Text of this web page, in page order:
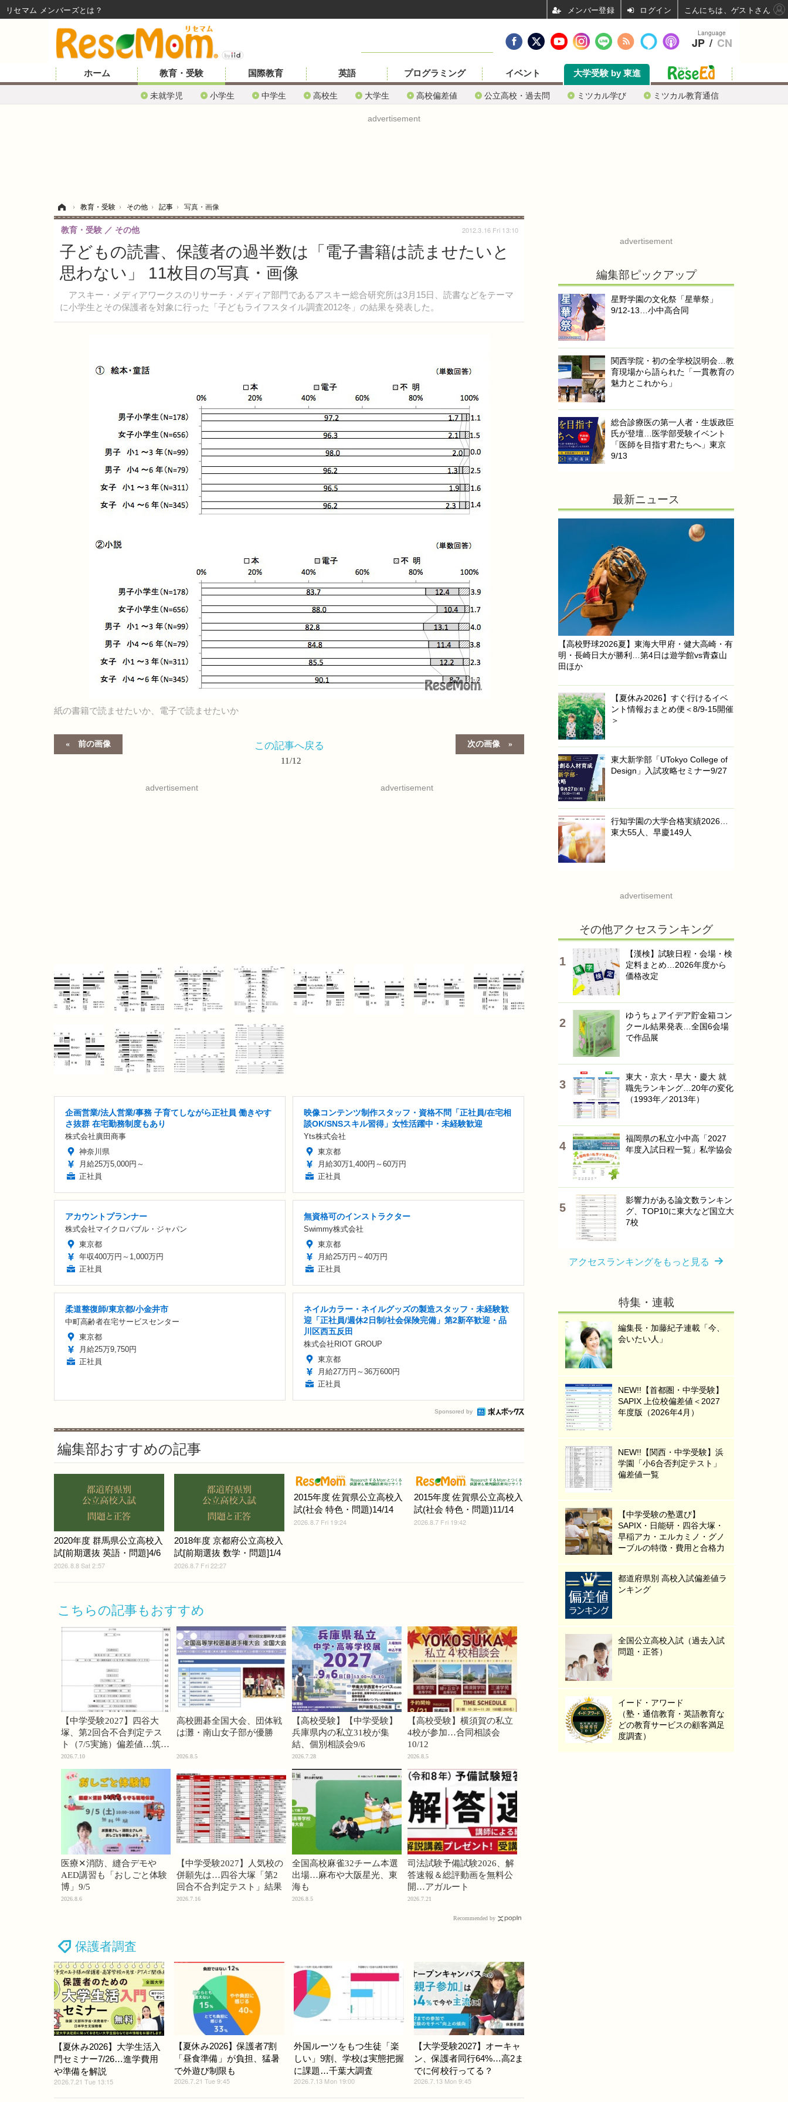
ホーム 教育・受験
未就学児 小学生 中学生 高校生 大学生 高校偏差値 公立高校・過去問 ミツカル学び ミツカル教育通信
国際教育 英語 プログラミング イベント 大学受験 by 東進
advertisement
› 教育・受験 › その他 › 記事 › 写真・画像
子どもの読書、保護者の過半数は「電子書籍は読ませたいと
思わない」 11枚目の写真・画像
アスキー・メディアワークスのリサーチ・メディア部門であるアスキー総合研究所は3月15日、読書などをテーマ
に小学生とその保護者を対象に行った「子どもライフスタイル調査2012冬」の結果を発表した。
教育・受験 その他 2012.3.16 Fri 13:10
紙の書籍で読ませたいか、電子で読ませたいか
前の画像 次の画像
この記事へ戻る
11/12
advertisement advertisement
企画営業/法人営業/事務 子育てしながら正社員 働きやす
さ抜群 在宅勤務制度もあり
株式会社廣田商事
神奈川県
月給25万5,000円～
正社員
映像コンテンツ制作スタッフ・資格不問「正社員/在宅相
談OK/SNSスキル習得」女性活躍中・未経験歓迎
Yts株式会社
東京都
月給30万1,400円～60万円
正社員
アカウントプランナー
株式会社マイクロバブル・ジャパン
東京都
年収400万円～1,000万円
正社員
無資格可のインストラクター
Swimmy株式会社
東京都
月給25万円～40万円
正社員
柔道整復師/東京都/小金井市
中町高齢者在宅サービスセンター
東京都
月給25万9,750円
正社員
ネイルカラー・ネイルグッズの製造スタッフ・未経験歓
迎「正社員/週休2日制/社会保険完備」第2新卒歓迎・品
川区西五反田
株式会社RIOT GROUP
東京都
月給27万円～36万600円
正社員
Sponsored by
編集部おすすめの記事
2020年度 群馬県公立高校入
試[前期選抜 英語・問題]4/6
2026.8.8 Sat 2:57
2018年度 京都府公立高校入
試[前期選抜 数学・問題]1/4
2026.8.7 Fri 22:27
2015年度 佐賀県公立高校入
試(社会 特色・問題)14/14
2026.8.7 Fri 19:24
2015年度 佐賀県公立高校入
試(社会 特色・問題)11/14
2026.8.7 Fri 19:42
こちらの記事もおすすめ
【中学受験2027】四谷大
塚、第2回合不合判定テス
ト（7/5実施）偏差値…筑駒
74・桜蔭70＜PR＞
2026.7.10
高校囲碁全国大会、団体戦
は灘・南山女子部が優勝
2026.8.5
【高校受験】【中学受験】
兵庫県内の私立31校が集
結、個別相談会9/6
2026.7.28
【高校受験】横須賀の私立
4校が参加…合同相談会
10/12
2026.8.5
医療✕消防、縫合デモや
AED講習も「おしごと体験
博」9/5
2026.8.6
【中学受験2027】人気校の
併願先は…四谷大塚「第2
回合不合判定テスト」結果
2026.7.16
全国高校麻雀32チーム本選
出場…麻布や大阪星光、東
海も
2026.8.5
司法試験予備試験2026、解
答速報＆総評動画を無料公
開…アガルート
2026.7.21
Recommended by
保護者調査
【夏休み2026】大学生活入
門セミナー7/26…進学費用
や準備を解説
2026.7.21 Tue 13:15
【夏休み2026】保護者7割
「昼食準備」が負担、猛暑
で外遊び制限も
2026.7.21 Tue 9:45
外国ルーツをもつ生徒「楽
しい」9割、学校は実態把握
に課題…千葉大調査
2026.7.13 Mon 19:00
【大学受験2027】オーキャ
ン、保護者同行64%…高2ま
でに何校行ってる？
2026.7.13 Mon 9:45
advertisement
編集部ピックアップ
星野学園の文化祭「星華祭」
9/12-13…小中高合同
関西学院・初の全学校説明会…教
育現場から語られた「一貫教育の
魅力とこれから」
総合診療医の第一人者・生坂政臣
氏が登壇…医学部受験イベント
「医師を目指す君たちへ」東京
9/13
最新ニュース
【高校野球2026夏】東海大甲府・健大高崎・有
明・長崎日大が勝利…第4日は遊学館vs青森山
田ほか
【夏休み2026】すぐ行けるイベ
ント情報おまとめ便＜8/9-15開催
＞
東大新学部「UTokyo College of
Design」入試攻略セミナー9/27
行知学園の大学合格実績2026…
東大55人、早慶149人
advertisement
その他アクセスランキング
【漢検】試験日程・会場・検
定料まとめ…2026年度から
価格改定
ゆうちょアイデア貯金箱コン
クール結果発表…全国6会場
で作品展
東大・京大・早大・慶大 就
職先ランキング…20年の変化
（1993年／2013年）
福岡県の私立小中高「2027
年度入試日程一覧」私学協会
影響力がある論文数ランキン
グ、TOP10に東大など国立大
7校
アクセスランキングをもっと見る
特集・連載
編集長・加藤紀子連載「今、
会いたい人」
NEW!!【首都圏・中学受験】
SAPIX 上位校偏差値＜2027
年度版（2026年4月）
NEW!!【関西・中学受験】浜
学園「小6合否判定テスト」
偏差値一覧
【中学受験の塾選び】
SAPIX・日能研・四谷大塚・
早稲アカ・エルカミノ・グノ
ーブルの特徴・費用と合格力
都道府県別 高校入試偏差値ラ
ンキング
全国公立高校入試（過去入試
問題・正答）
イード・アワード
（塾・通信教育・英語教育な
どの教育サービスの顧客満足
度調査）
Language
JP / CN
リセマム メンバーズ ログイン こんにちは、ゲストさん